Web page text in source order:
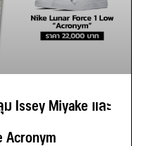
Issey Miyake และ
Acronym